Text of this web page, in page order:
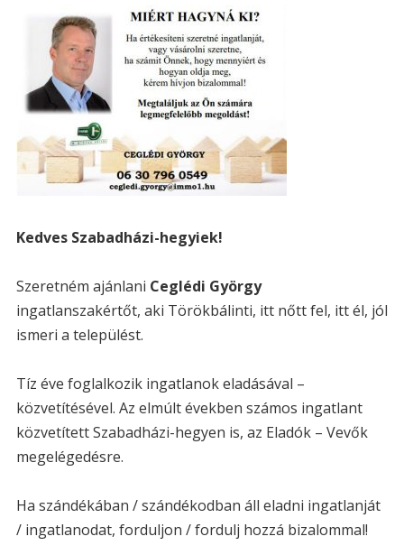
Kedves Szabadházi-hegyiek!
Szeretném ajánlani Ceglédi György
ingatlanszakértőt, aki Törökbálinti, itt nőtt fel, itt él, jól
ismeri a települést.
Tíz éve foglalkozik ingatlanok eladásával –
közvetítésével. Az elmúlt években számos ingatlant
közvetített Szabadházi-hegyen is, az Eladók – Vevők
megelégedésre.
Ha szándékában / szándékodban áll eladni ingatlanját
/ ingatlanodat, forduljon / fordulj hozzá bizalommal!